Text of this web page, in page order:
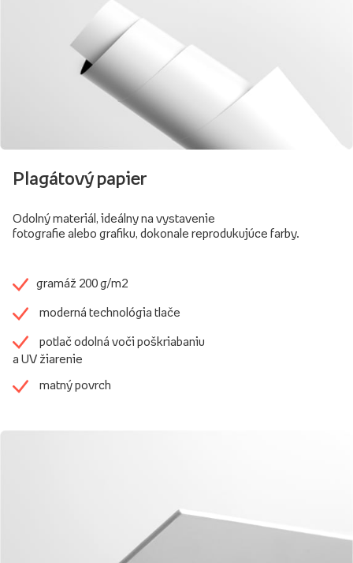
Plagátový papier
Odolný materiál, ideálny na vystavenie
fotografie alebo grafiku, dokonale reprodukujúce farby.
gramáž 200 g/m2
moderná technológia tlače
potlač odolná voči poškriabaniu
a UV žiarenie
matný povrch